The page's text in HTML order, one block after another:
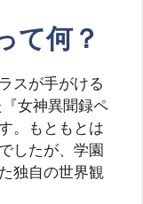
て何？
スが手がける
女神異聞録ペ
。もともとは
したが、学園
独自の世界観